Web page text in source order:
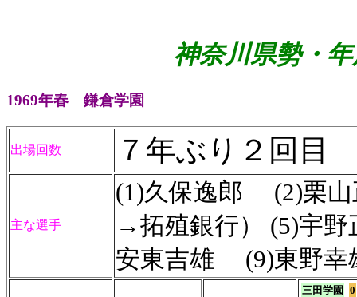
神奈川県勢・
1969年春 鎌倉学園
出場回数 ７年ぶり２回目
主な選手
(1)久保逸郎 (2)栗
→拓殖銀行） (5)宇
安東吉雄 (9)東野幸
三田学園 0